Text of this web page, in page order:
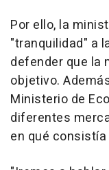
Por ello, la
"tranquilidad" a
defender que la
objetivo.
Ministerio de
diferentes
en qué